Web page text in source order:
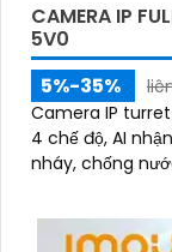
CAMERA IP
5V0
5%-35%
Camera IP
4 chế độ, AI
nháy, chống